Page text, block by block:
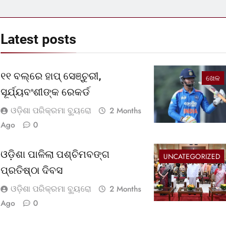
Latest posts
ଖେଳ
୧୧ ବଲ୍‌ରେ ହାପ୍ ସେଞ୍ଚୁରୀ,
ସୂର୍ଯ୍ୟବଂଶୀଙ୍କ ରେକର୍ଡ
ଓଡ଼ିଶା ପରିକ୍ରମା ବ୍ୟୁରୋ
2 Months
Ago
0
UNCATEGORIZED
ଓଡ଼ିଶା ପାଳିଲା ପଶ୍ଚିମବଙ୍ଗ
ପ୍ରତିଷ୍ଠା ଦିବସ
ଓଡ଼ିଶା ପରିକ୍ରମା ବ୍ୟୁରୋ
2 Months
Ago
0